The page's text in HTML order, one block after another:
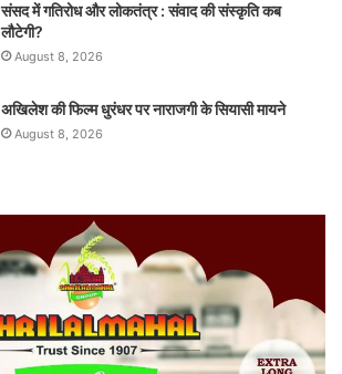
संसद में गतिरोध और लोकतंत्र : संवाद की संस्कृति कब
लौटेगी?
August 8, 2026
अखिलेश की फिल्म धुरंधर पर नाराजगी के सियासी मायने
August 8, 2026